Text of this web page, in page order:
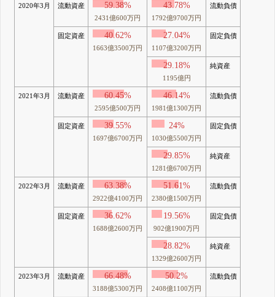
2020年3月 流動資産 59.38%
2431億600万円
43.78%
1792億9700万円
流動負債
固定資産 40.62%
1663億3500万円
27.04%
1107億3200万円
固定負債
29.18%
1195億円
純資産
2021年3月 流動資産 60.45%
2595億500万円
46.14%
1981億1300万円
流動負債
固定資産 39.55%
1697億6700万円
24%
1030億5500万円
固定負債
29.85%
1281億6700万円
純資産
2022年3月 流動資産 63.38%
2922億4100万円
51.61%
2380億1500万円
流動負債
固定資産 36.62%
1688億2600万円
19.56%
902億1900万円
固定負債
28.82%
1329億2600万円
純資産
2023年3月 流動資産 66.48%
3188億5300万円
50.2%
2408億1100万円
流動負債